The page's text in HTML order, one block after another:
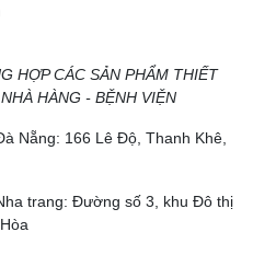
HỢP CÁC SẢN PHẨM THIẾT
HÀNG - BỆNH VIỆN
Nẵng: 166 Lê Độ, Thanh Khê,
trang: Đường số 3, khu Đô thị